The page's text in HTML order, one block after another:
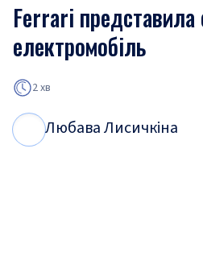
Ferrari представила
електромобіль
2 хв
Любава Лисичкіна